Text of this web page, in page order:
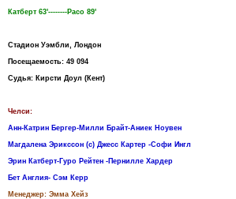
Катберт 63'--------Расо 89'
Стадион Уэмбли, Лондон
Посещаемость: 49 094
Судья: Кирсти Доул (Кент)
Челси:
Анн-Катрин Бергер-Милли Брайт-Аниек Ноувен
Магдалена Эрикссон (с) Джесс Картер -Софи Ингл
Эрин Катберт-Гуро Рейтен -Пернилле Хардер
Бет Англия- Сэм Керр
Менеджер: Эмма Хейз